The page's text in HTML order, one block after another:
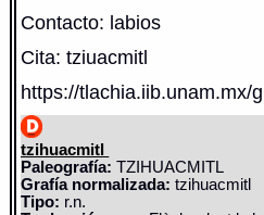
Contacto: labios
Cita: tziuacmitl
https://tlachia.iib.unam.mx/
tzihuacmitl
Paleografía: TZIHUACMITL
Grafía normalizada: tzihuacmitl
Tipo: r.n.